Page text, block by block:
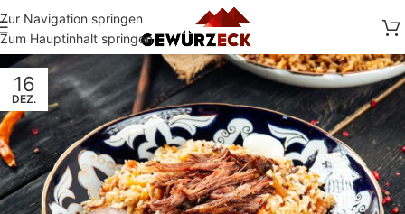
Zur Navigation springen
Zum Hauptinhalt springen
16
DEZ.